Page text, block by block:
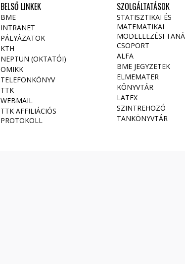
BELSŐ LINKEK
BME
INTRANET
PÁLYÁZATOK
KTH
NEPTUN (OKTATÓI)
OMIKK
TELEFONKÖNYV
TTK
WEBMAIL
TTK AFFILIÁCIÓS
PROTOKOLL
SZOLGÁLTATÁSOK
STATISZTIKAI ÉS
MATEMATIKAI
MODELLEZÉSI
CSOPORT
ALFA
BME JEGYZETEK
ELMEMATER
KÖNYVTÁR
LATEX
SZINTREHOZÓ
TANKÖNYVTÁR